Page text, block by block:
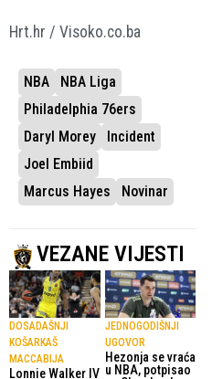
Hrt.hr / Visoko.co.ba
NBA
NBA Liga
Philadelphia 76ers
Daryl Morey
Incident
Joel Embiid
Marcus Hayes
Novinar
VEZANE VIJESTI
DOSADAŠNJI
KOŠARKAŠ
MACCABIJA
Lonnie Walker IV
JEDNOGODIŠNJI
UGOVOR
Hezonja se vraća
u NBA, potpisao